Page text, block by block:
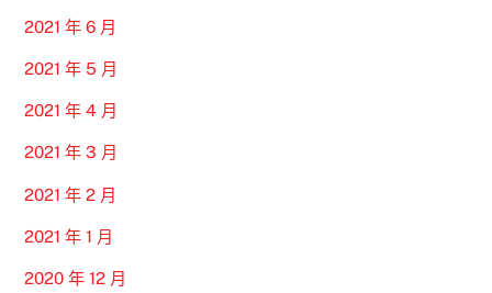
2021 年 6 月
2021 年 5 月
2021 年 4 月
2021 年 3 月
2021 年 2 月
2021 年 1 月
2020 年 12 月